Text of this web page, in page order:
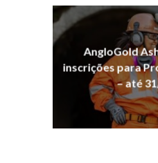
AngloGold
inscrições para
– até